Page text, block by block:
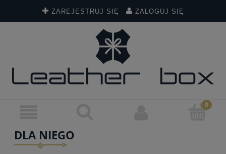
ZAREJESTRUJ SIĘ ZALOGUJ SIĘ
DLA NIEGO